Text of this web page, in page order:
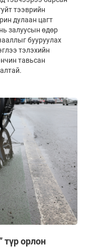
тээврийн
дулаан цагт
залуусын өдөр
бууруулах
тэлэхийн
тавьсан
түр орлон